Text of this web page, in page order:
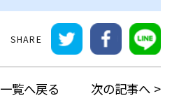
一覧へ戻る 次の記事へ